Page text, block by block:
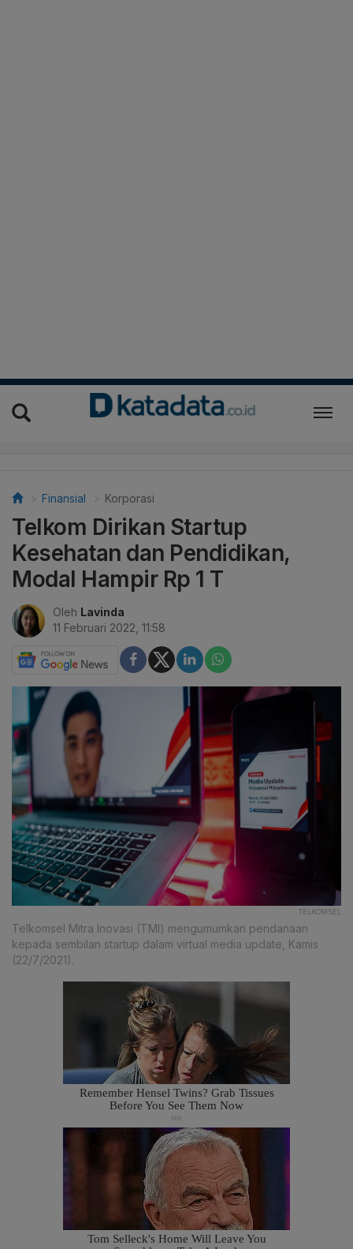
Finansial Korporasi
Telkom Dirikan Startup
Kesehatan dan Pendidikan,
Modal Hampir Rp 1 T
Oleh Lavinda
11 Februari 2022, 11:58
TELKOMSEL
Telkomsel Mitra Inovasi (TMI) mengumumkan pendanaan
kepada sembilan startup dalam virtual media update, Kamis
(22/7/2021).